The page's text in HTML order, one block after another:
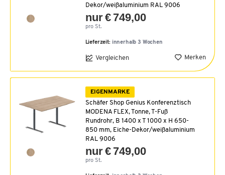
Dekor/weißaluminium RAL 9006
nur € 749,00
pro St.
Lieferzeit: innerhalb 3 Wochen
Vergleichen Merken
EIGENMARKE
Schäfer Shop Genius Konferenztisch
MODENA FLEX, Tonne, T-Fuß
Rundrohr, B 1400 x T 1000 x H 650-
850 mm, Eiche-Dekor/weißaluminium
RAL 9006
nur € 749,00
pro St.